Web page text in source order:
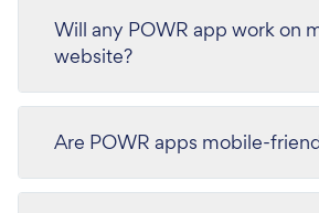
Will any POWR app work on
website?
Are POWR apps mobile-